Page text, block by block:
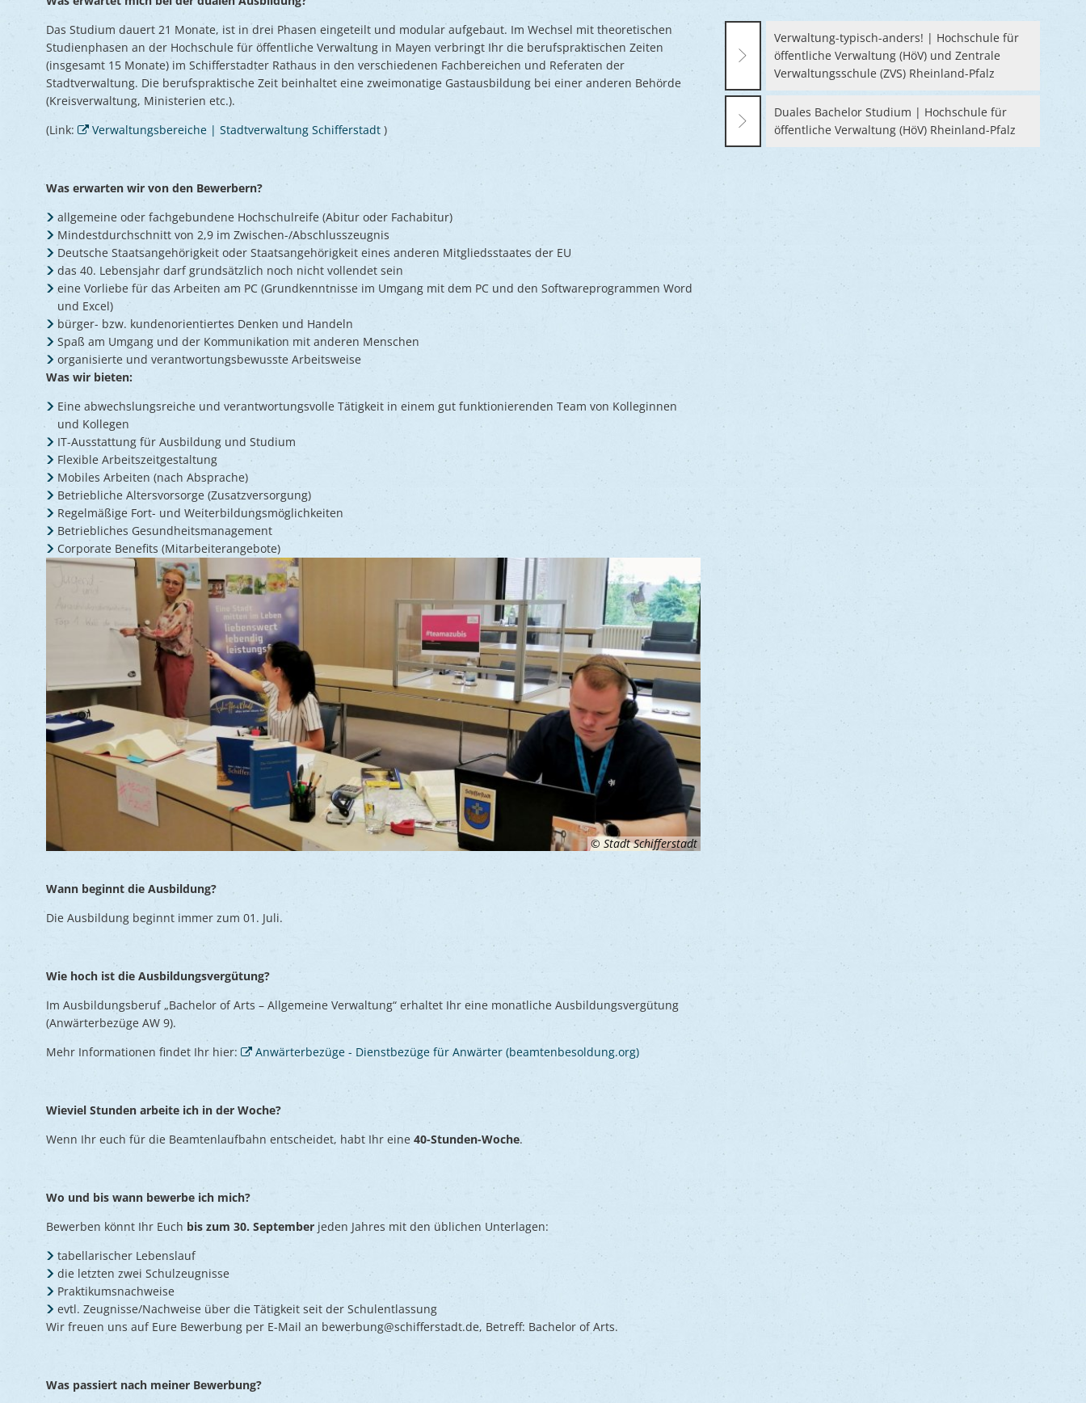
Das Studium dauert 21 Monate, ist in drei Phasen eingeteilt und modular aufgebaut. Im Wechsel mit theoretischen
Studienphasen an der Hochschule für öffentliche Verwaltung in Mayen verbringt Ihr die berufspraktischen Zeiten
(insgesamt 15 Monate) im Schifferstadter Rathaus in den verschiedenen Fachbereichen und Referaten der
Stadtverwaltung. Die berufspraktische Zeit beinhaltet eine zweimonatige Gastausbildung bei einer anderen Behörde
(Kreisverwaltung, Ministerien etc.).
(Link:
Verwaltungsbereiche | Stadtverwaltung Schifferstadt)
Was erwarten wir von den Bewerbern?
allgemeine oder fachgebundene Hochschulreife (Abitur oder Fachabitur)
Mindestdurchschnitt von 2,9 im Zwischen-/Abschlusszeugnis
Deutsche Staatsangehörigkeit oder Staatsangehörigkeit eines anderen Mitgliedsstaates der EU
das 40. Lebensjahr darf grundsätzlich noch nicht vollendet sein
eine Vorliebe für das Arbeiten am PC (Grundkenntnisse im Umgang mit dem PC und den Softwareprogrammen Word
und Excel)
bürger- bzw. kundenorientiertes Denken und Handeln
Spaß am Umgang und der Kommunikation mit anderen Menschen
organisierte und verantwortungsbewusste Arbeitsweise
Was wir bieten:
Eine abwechslungsreiche und verantwortungsvolle Tätigkeit in einem gut funktionierenden Team von Kolleginnen
und Kollegen
IT-Ausstattung für Ausbildung und Studium
Flexible Arbeitszeitgestaltung
Mobiles Arbeiten (nach Absprache)
Betriebliche Altersvorsorge (Zusatzversorgung)
Regelmäßige Fort- und Weiterbildungsmöglichkeiten
Betriebliches Gesundheitsmanagement
Corporate Benefits (Mitarbeiterangebote)
© Stadt Schifferstadt
Wann beginnt die Ausbildung?
Die Ausbildung beginnt immer zum 01. Juli.
Wie hoch ist die Ausbildungsvergütung?
Im Ausbildungsberuf „Bachelor of Arts – Allgemeine Verwaltung“ erhaltet Ihr eine monatliche Ausbildungsvergütung
(Anwärterbezüge AW 9).
Mehr Informationen findet Ihr hier:
Anwärterbezüge - Dienstbezüge für Anwärter (beamtenbesoldung.org)
Wieviel Stunden arbeite ich in der Woche?
Wenn Ihr euch für die Beamtenlaufbahn entscheidet, habt Ihr eine 40-Stunden-Woche.
Wo und bis wann bewerbe ich mich?
Bewerben könnt Ihr Euch bis zum 30. September jeden Jahres mit den üblichen Unterlagen:
tabellarischer Lebenslauf
die letzten zwei Schulzeugnisse
Praktikumsnachweise
evtl. Zeugnisse/Nachweise über die Tätigkeit seit der Schulentlassung
Wir freuen uns auf Eure Bewerbung per E-Mail an bewerbung@schifferstadt.de, Betreff: Bachelor of Arts.
Was passiert nach meiner Bewerbung?
Verwaltung-typisch-anders! | Hochschule für
öffentliche Verwaltung (HöV) und Zentrale
Verwaltungsschule (ZVS) Rheinland-Pfalz
Duales Bachelor Studium | Hochschule für
öffentliche Verwaltung (HöV) Rheinland-Pfalz